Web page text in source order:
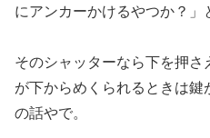
にアンカーかけるやつか？
そのシャッターなら下を押
が下からめくられるときは
の話やで。